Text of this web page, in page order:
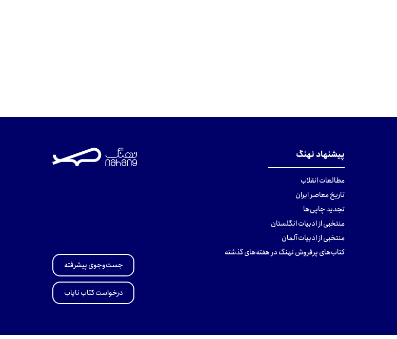
پیشنهاد نهنگ
مطالعات انقلاب
تاریخ معاصر ایران
تجدید چاپی‌ها
منتخبی از ادبیات انگلستان
منتخبی از ادبیات آلمان
کتاب‌های پرفروش نهنگ در هفته‌های گذشته
جست‌وجوی پیشرفته
درخواست کتاب نایاب